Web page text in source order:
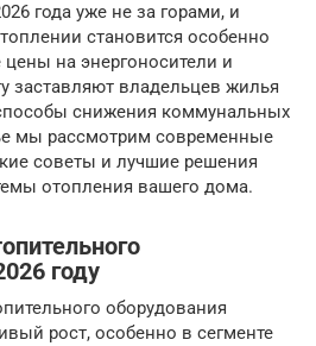
года уже не за горами, и
становится особенно
на энергоносители и
заставляют владельцев жилья
снижения коммунальных
мы рассмотрим современные
советы и лучшие решения
отопления вашего дома.
году
оборудования
рост, особенно в сегменте